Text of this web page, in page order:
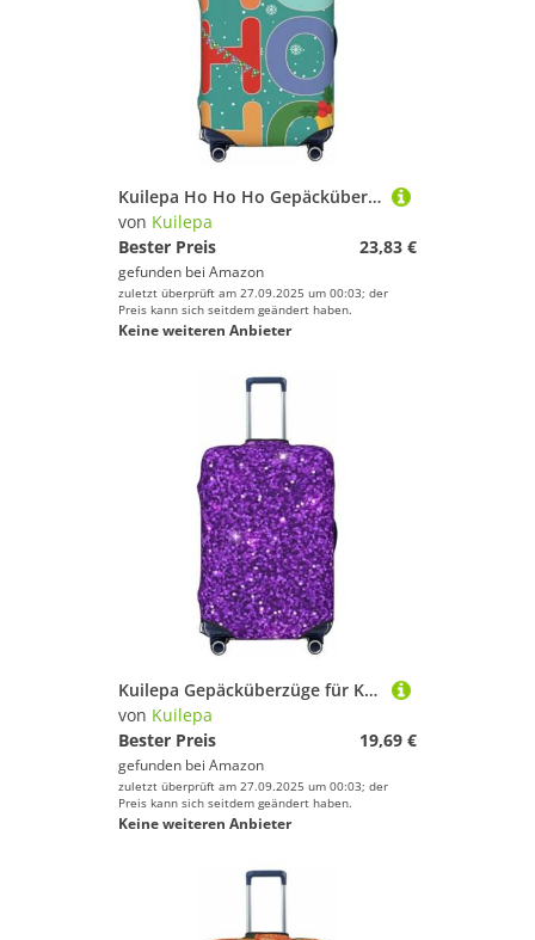
Kuilepa Ho Ho Ho Gepäcküberzüge für Koffer, elastisch, waschbar und dehnbar, kratzfest, passend für 45,7 - 81,3 cm Gepäck, kein Gepäck im Lieferumfang enthalten, Schwarz , XL
von Kuilepa
Bester Preis
23,83 €
gefunden bei Amazon
zuletzt überprüft am 27.09.2025 um 00:03; der
Preis kann sich seitdem geändert haben.
Keine weiteren Anbieter
Kuilepa Gepäcküberzüge für Koffer, elastisch, waschbar und dehnbar, kratzfest, passend für 45,7 - 81,3 cm Gepäck, kein Gepäck im Lieferumfang enthalten, Schwarz , M
von Kuilepa
Bester Preis
19,69 €
gefunden bei Amazon
zuletzt überprüft am 27.09.2025 um 00:03; der
Preis kann sich seitdem geändert haben.
Keine weiteren Anbieter